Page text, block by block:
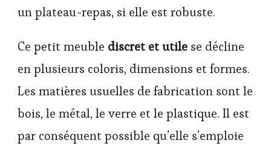
un plateau-repas, si elle est robuste.
Ce petit meuble discret et utile se décline
en plusieurs coloris, dimensions et formes.
Les matières usuelles de fabrication sont le
bois, le métal, le verre et le plastique. Il est
par conséquent possible qu’elle s’emploie